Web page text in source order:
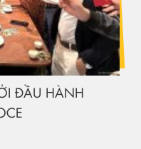
ĐẦU HÀNH